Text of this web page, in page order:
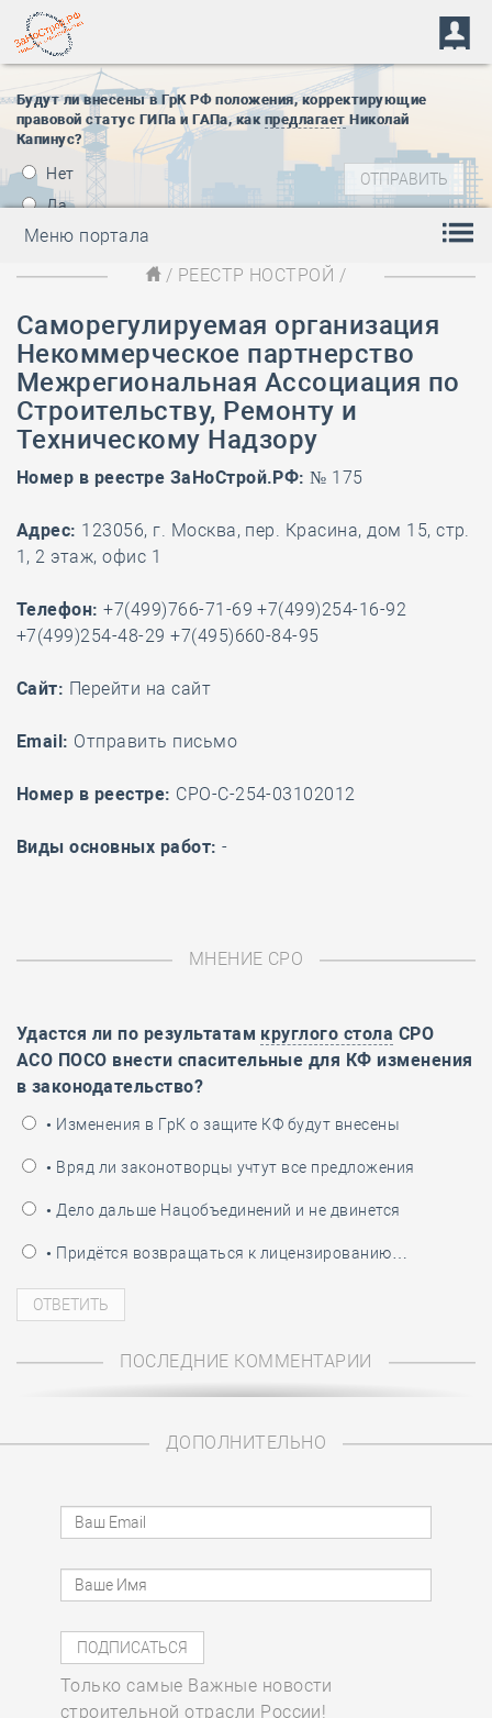
Будут ли внесены в ГрК РФ положения, корректирующие
правовой статус ГИПа и ГАПа, как предлагает Николай
Капинус?
Нет
Да
Меню портала
/ РЕЕСТР НОСТРОЙ /
Саморегулируемая организация
Некоммерческое партнерство
Межрегиональная Ассоциация по
Строительству, Ремонту и
Техническому Надзору
Номер в реестре ЗаНоСтрой.РФ: № 175
Адрес: 123056, г. Москва, пер. Красина, дом 15, стр.
1, 2 этаж, офис 1
Телефон: +7(499)766-71-69 +7(499)254-16-92
+7(499)254-48-29 +7(495)660-84-95
Cайт: Перейти на сайт
Email: Отправить письмо
Номер в реестре: СРО-С-254-03102012
Виды основных работ: -
МНЕНИЕ СРО
Удастся ли по результатам круглого стола СРО
АСО ПОСО внести спасительные для КФ изменения
в законодательство?
• Изменения в ГрК о защите КФ будут внесены
• Вряд ли законотворцы учтут все предложения
• Дело дальше Нацобъединений и не двинется
• Придётся возвращаться к лицензированию…
ПОСЛЕДНИЕ КОММЕНТАРИИ
ДОПОЛНИТЕЛЬНО
Только самые Важные новости
строительной отрасли России!